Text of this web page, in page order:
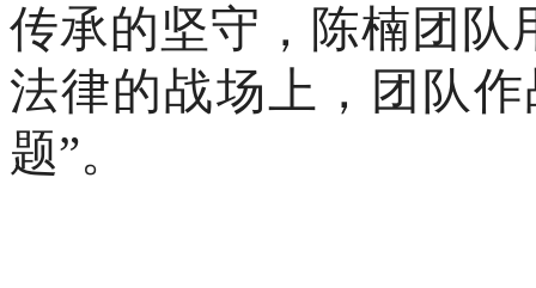
传承的坚守，陈楠团队
法律的战场上，团队
题”。